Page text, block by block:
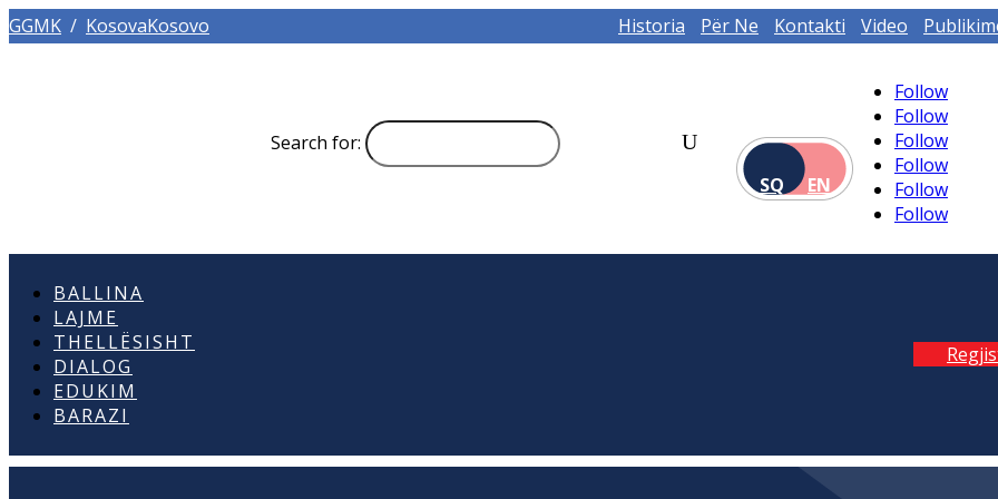
GGMK / KosovaKosovo Historia Për Ne Kontakti Video
Search for:
SQ
EN
Follow
Follow
Follow
Follow
Follow
Follow
BALLINA
LAJME
THELLËSISHT
DIALOG
EDUKIM
BARAZI